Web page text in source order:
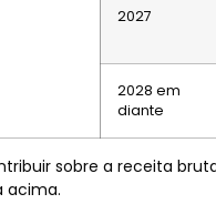
2027
2028 em
diante
sobre a receita
acima.